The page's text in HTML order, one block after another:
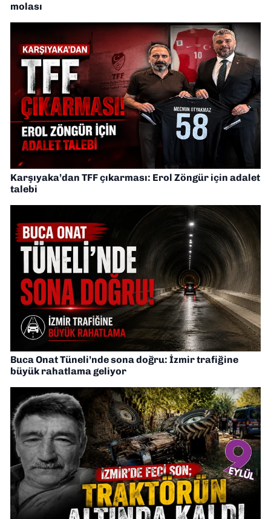
molası
Karşıyaka’dan TFF çıkarması: Erol Zöngür için adalet
talebi
Buca Onat Tüneli’nde sona doğru: İzmir trafiğine
büyük rahatlama geliyor